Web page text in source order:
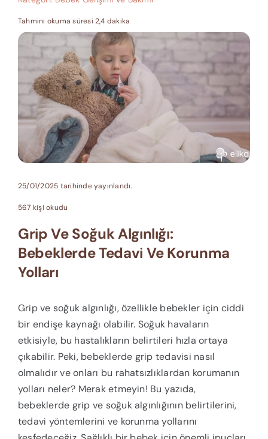
Tahmini okuma süresi 2,4 dakika
25/01/2025 tarihinde yayınlandı.
567 kişi okudu
Grip Ve Soğuk Algınlığı:
Bebeklerde Tedavi Ve Korunma
Yolları
Grip ve soğuk algınlığı, özellikle bebekler için ciddi
bir endişe kaynağı olabilir. Soğuk havaların
etkisiyle, bu hastalıkların belirtileri hızla ortaya
çıkabilir. Peki, bebeklerde grip tedavisi nasıl
olmalıdır ve onları bu rahatsızlıklardan korumanın
yolları neler? Merak etmeyin! Bu yazıda,
bebeklerde grip ve soğuk algınlığının belirtilerini,
tedavi yöntemlerini ve korunma yollarını